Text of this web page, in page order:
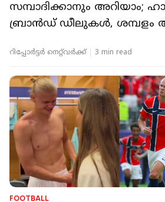
സമ്പാദിക്കാനും അറിയാം;
ബ്രാൻഡ് ഡീലുകൾ, ശമ്പളം
റിപ്പോർട്ടർ നെറ്റ്‌വര്‍ക്ക്‌ 3 min read
FOOTBALL